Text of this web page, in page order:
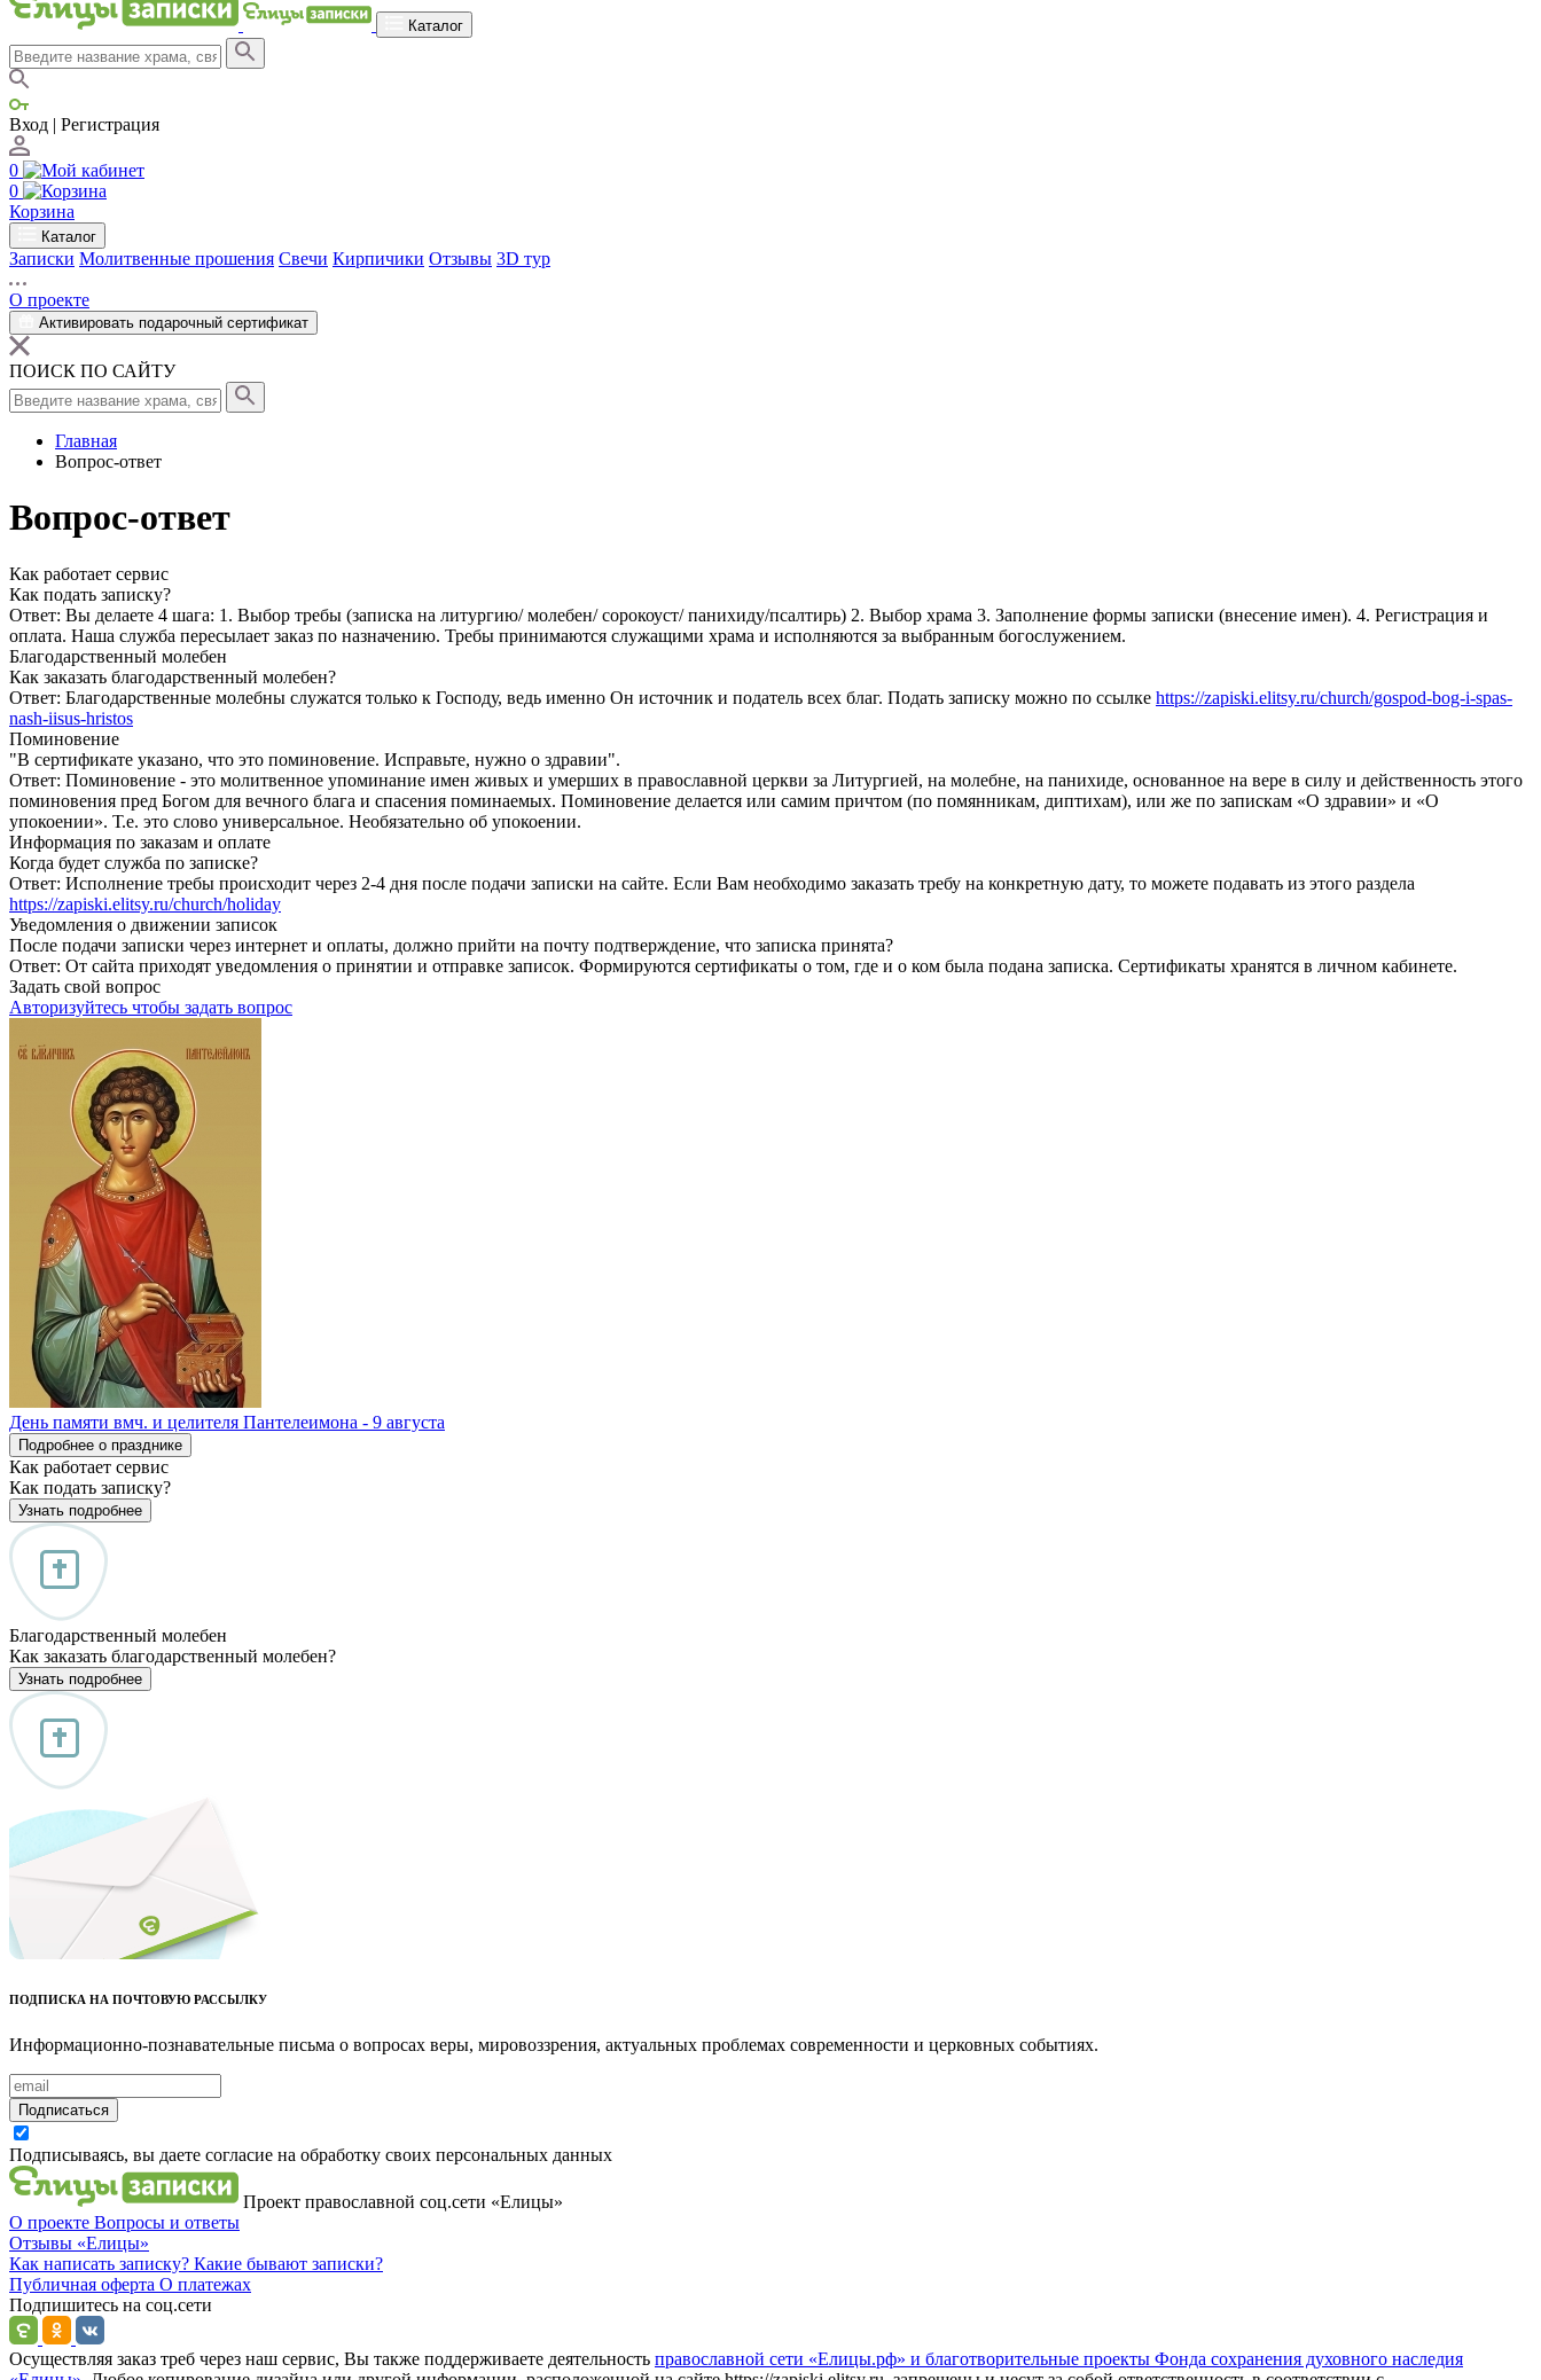
Каталог
Вход | Регистрация
0
0
Корзина
Каталог
Записки Молитвенные прошения Свечи Кирпичики Отзывы 3D тур
О проекте
Активировать подарочный сертификат
ПОИСК ПО САЙТУ
Главная
Вопрос-ответ
Вопрос-ответ
Как работает сервис
Как подать записку?
Ответ: Вы делаете 4 шага: 1. Выбор требы (записка на литургию/ молебен/ сорокоуст/ панихиду/псалтирь) 2. Выбор храма 3. Заполнение формы записки (внесение имен). 4. Регистрация и
оплата. Наша служба пересылает заказ по назначению. Требы принимаются служащими храма и исполняются за выбранным богослужением.
Благодарственный молебен
Как заказать благодарственный молебен?
Ответ: Благодарственные молебны служатся только к Господу, ведь именно Он источник и податель всех благ. Подать записку можно по ссылке https://zapiski.elitsy.ru/church/gospod-bog-i-spas-
nash-iisus-hristos
Поминовение
"В сертификате указано, что это поминовение. Исправьте, нужно о здравии".
Ответ: Поминовение - это молитвенное упоминание имен живых и умерших в православной церкви за Литургией, на молебне, на панихиде, основанное на вере в силу и действенность этого
поминовения пред Богом для вечного блага и спасения поминаемых. Поминовение делается или самим причтом (по помянникам, диптихам), или же по запискам «О здравии» и «О
упокоении». Т.е. это слово универсальное. Необязательно об упокоении.
Информация по заказам и оплате
Когда будет служба по записке?
Ответ: Исполнение требы происходит через 2-4 дня после подачи записки на сайте. Если Вам необходимо заказать требу на конкретную дату, то можете подавать из этого раздела
https://zapiski.elitsy.ru/church/holiday
Уведомления о движении записок
После подачи записки через интернет и оплаты, должно прийти на почту подтверждение, что записка принята?
Ответ: От сайта приходят уведомления о принятии и отправке записок. Формируются сертификаты о том, где и о ком была подана записка. Сертификаты хранятся в личном кабинете.
Задать свой вопрос
Авторизуйтесь чтобы задать вопрос
День памяти вмч. и целителя Пантелеимона - 9 августа
Подробнее о празднике
Как работает сервис
Как подать записку?
Узнать подробнее
Благодарственный молебен
Как заказать благодарственный молебен?
Узнать подробнее
ПОДПИСКА НА ПОЧТОВУЮ РАССЫЛКУ
Информационно-познавательные письма о вопросах веры, мировоззрения, актуальных проблемах современности и церковных событиях.
Подписаться
Подписываясь, вы даете согласие на обработку своих персональных данных
Проект православной соц.сети «Елицы»
О проекте Вопросы и ответы
Отзывы «Елицы»
Как написать записку? Какие бывают записки?
Публичная оферта О платежах
Подпишитесь на соц.сети
Осуществляя заказ треб через наш сервис, Вы также поддерживаете деятельность православной сети «Елицы.рф» и благотворительные проекты Фонда сохранения духовного наследия